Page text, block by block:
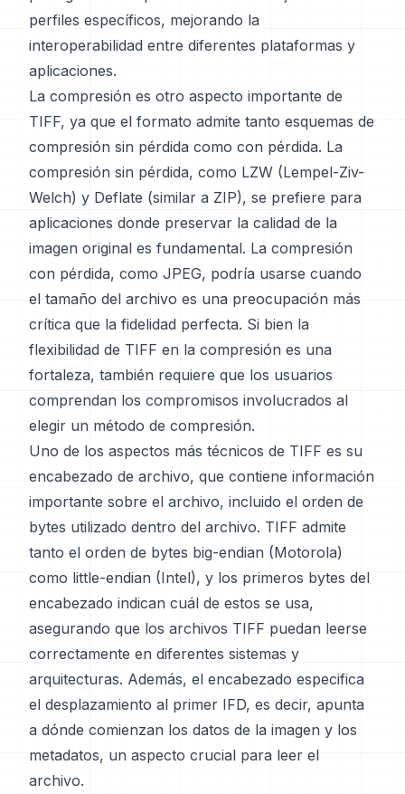
perfiles específicos, mejorando la
interoperabilidad entre diferentes plataformas y
aplicaciones.
La compresión es otro aspecto importante de
TIFF, ya que el formato admite tanto esquemas de
compresión sin pérdida como con pérdida. La
compresión sin pérdida, como LZW (Lempel-Ziv-
Welch) y Deflate (similar a ZIP), se prefiere para
aplicaciones donde preservar la calidad de la
imagen original es fundamental. La compresión
con pérdida, como JPEG, podría usarse cuando
el tamaño del archivo es una preocupación más
crítica que la fidelidad perfecta. Si bien la
flexibilidad de TIFF en la compresión es una
fortaleza, también requiere que los usuarios
comprendan los compromisos involucrados al
elegir un método de compresión.
Uno de los aspectos más técnicos de TIFF es su
encabezado de archivo, que contiene información
importante sobre el archivo, incluido el orden de
bytes utilizado dentro del archivo. TIFF admite
tanto el orden de bytes big-endian (Motorola)
como little-endian (Intel), y los primeros bytes del
encabezado indican cuál de estos se usa,
asegurando que los archivos TIFF puedan leerse
correctamente en diferentes sistemas y
arquitecturas. Además, el encabezado especifica
el desplazamiento al primer IFD, es decir, apunta
a dónde comienzan los datos de la imagen y los
metadatos, un aspecto crucial para leer el
archivo.